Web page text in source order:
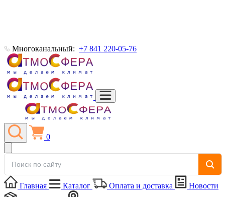
Многоканальный: +7 841 220-05-76
0
Главная Каталог Оплата и доставка
Новости